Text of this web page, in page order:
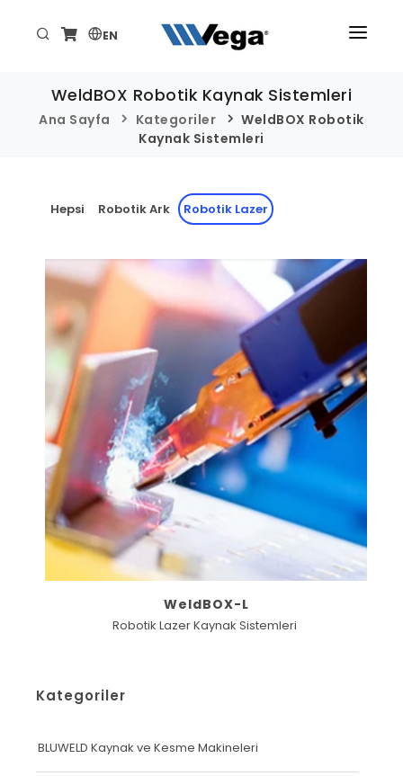
EN
ÜRÜNLER
İLETİŞİM
WeldBOX Robotik Kaynak Sistemleri
Ana Sayfa Kategoriler
WeldBOX Robotik
Kaynak Sistemleri
Hepsi Robotik Ark Robotik Lazer
WeldBOX-L
Robotik Lazer Kaynak Sistemleri
Kategoriler
BLUWELD Kaynak ve Kesme Makineleri